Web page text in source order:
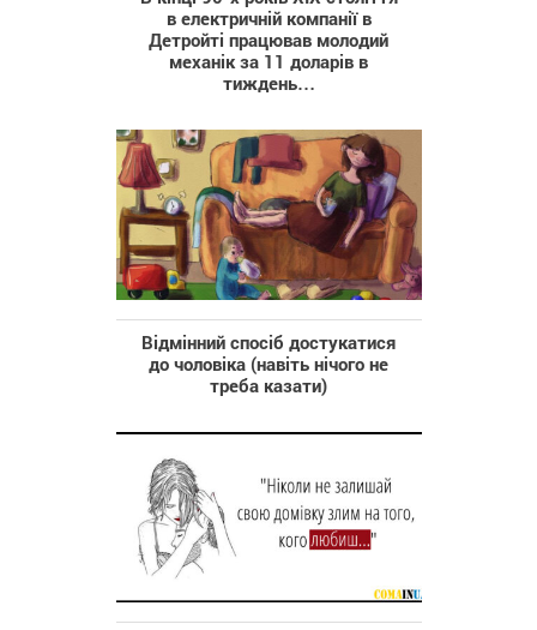
в електричній компанії в
Детройті працював молодий
механік за 11 доларів в
тиждень…
Відмінний спосіб достукатися
до чоловіка (навіть нічого не
треба казати)